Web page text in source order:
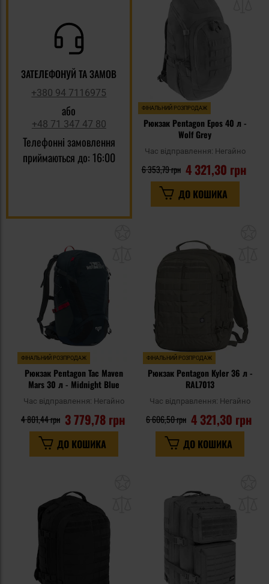
ЗАТЕЛЕФОНУЙ ТА ЗАМОВ
+380 94 7116975
або
+48 71 347 47 80
Телефонні замовлення
приймаються до: 16:00
ФІНАЛЬНИЙ РОЗПРОДАЖ
Рюкзак Pentagon Epos 40 л -
Wolf Grey
Час відправлення: Негайно
4 321,30 грн
6 353,79 грн
ДО КОШИКА
списку
уподобань
ФІНАЛЬНИЙ РОЗПРОДАЖ
Рюкзак Pentagon Tac Maven
Mars 30 л - Midnight Blue
Час відправлення: Негайно
3 779,78 грн
4 801,44 грн
ДО КОШИКА
ФІНАЛЬНИЙ РОЗПРОДАЖ
Рюкзак Pentagon Kyler 36 л -
RAL7013
Час відправлення: Негайно
4 321,30 грн
6 606,50 грн
ДО КОШИКА